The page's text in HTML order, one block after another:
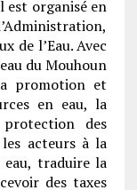
est organisé en
de l’Eau. Avec
du Mouhoun
promotion et
en eau, la
des
les acteurs à la
eau, traduire la
des taxes